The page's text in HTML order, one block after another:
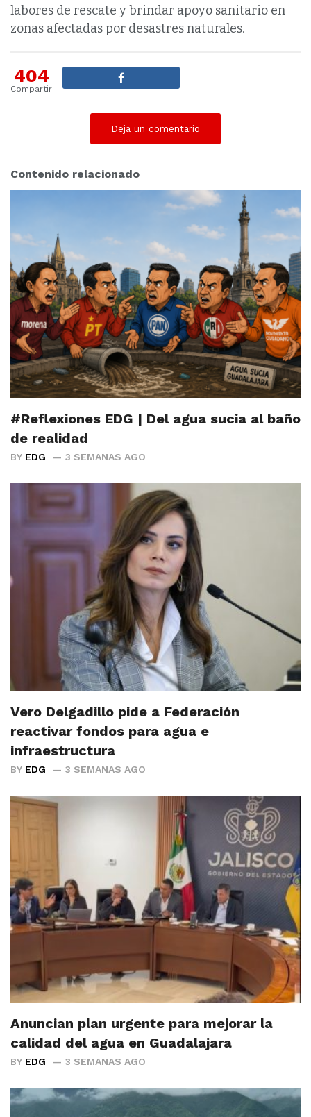
labores de rescate y brindar apoyo sanitario en
zonas afectadas por desastres naturales.
404
Compartir
Deja un comentario
Contenido relacionado
#Reflexiones EDG | Del agua sucia al baño
de realidad
BY EDG 3 SEMANAS AGO
Vero Delgadillo pide a Federación
reactivar fondos para agua e
infraestructura
BY EDG 3 SEMANAS AGO
Anuncian plan urgente para mejorar la
calidad del agua en Guadalajara
BY EDG 3 SEMANAS AGO